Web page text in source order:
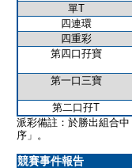
單T
四連環
四重彩
第四口孖寶
第一口三寶
第二口孖T
派彩備註：於勝出組合
序」。
競賽事件報告